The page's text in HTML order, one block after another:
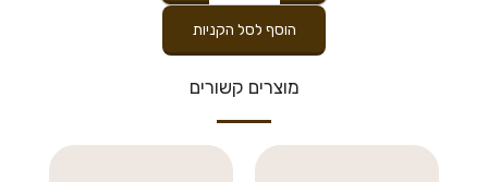
הוסף לסל הקניות
מוצרים קשורים